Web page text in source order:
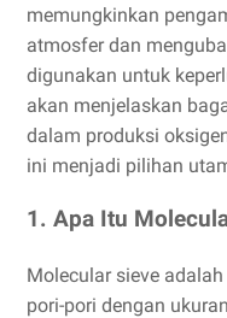
memungkinkan
atmosfer dan
digunakan untuk
akan menjelaskan
dalam produksi
ini menjadi pilihan
1. Apa Itu
Molecular sieve
pori-pori dengan